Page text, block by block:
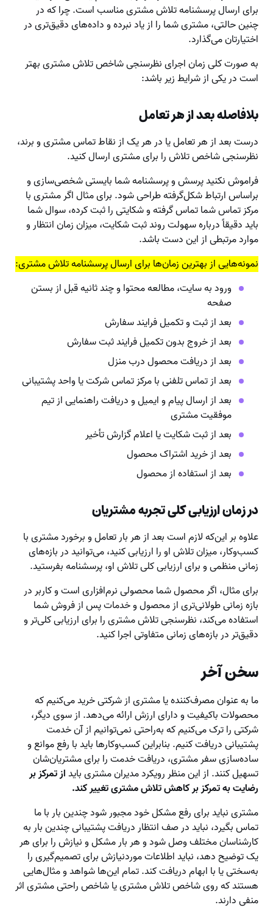
برای ارسال پرسشنامه تلاش مشتری مناسب است. چرا که در
چنین حالتی، مشتری شما را از یاد نبرده و داده‌های دقیق‌تری در
اختیارتان می‌گذارد.
به صورت کلی زمان اجرای نظرسنجی شاخص تلاش مشتری بهتر
است در یکی از شرایط زیر باشد:
بلافاصله بعد از هر تعامل
درست بعد از هر تعامل یا در هر یک از نقاط تماس مشتری و برند،
نظرسنجی شاخص تلاش را برای مشتری ارسال کنید.
فراموش نکنید پرسش و پرسشنامه شما بایستی شخصی‌سازی و
براساس ارتباط شکل‌گرفته طراحی شود. برای مثال اگر مشتری با
مرکز تماس شما تماس گرفته و شکایتی را ثبت کرده، سوال شما
باید دقیقاً درباره سهولت روند ثبت شکایت، میزان زمان انتظار و
موارد مرتبطی از این دست باشد.
نمونه‌هایی از بهترین زمان‌ها برای ارسال پرسشنامه تلاش مشتری:
ورود به سایت، مطالعه محتوا و چند ثانیه قبل از بستن
صفحه
بعد از ثبت و تکمیل فرایند سفارش
بعد از خروج بدون تکمیل فرایند ثبت سفارش
بعد از دریافت محصول درب منزل
بعد از تماس تلفنی با مرکز تماس شرکت یا واحد پشتیبانی
بعد از ارسال پیام و ایمیل و دریافت راهنمایی از تیم
موفقیت مشتری
بعد از ثبت شکایت یا اعلام گزارش تأخیر
بعد از خرید اشتراک محصول
بعد از استفاده از محصول
در زمان ارزیابی کلی تجربه مشتریان
علاوه بر این‌که لازم است بعد از هر بار تعامل و برخورد مشتری با
کسب‌وکار، میزان تلاش او را ارزیابی کنید، می‌توانید در بازه‌های
زمانی منظمی و برای ارزیابی کلی تلاش او، پرسشنامه بفرستید.
برای مثال، اگر محصول شما محصولی نرم‌افزاری است و کاربر در
بازه زمانی طولانی‌تری از محصول و خدمات پس از فروش شما
استفاده می‌کند، نظرسنجی تلاش مشتری را برای ارزیابی کلی‌تر و
دقیق‌تر در بازه‌های زمانی متفاوتی اجرا کنید.
سخن آخر
ما به عنوان مصرف‌کننده یا مشتری از شرکتی خرید می‌کنیم که
محصولات باکیفیت و دارای ارزش ارائه می‌دهد. از سوی دیگر،
شرکتی را ترک می‌کنیم که به‌راحتی نمی‌توانیم از آن خدمت
پشتیبانی دریافت کنیم. بنابراین کسب‌وکارها باید با رفع موانع و
ساده‌سازی سفر مشتری، دریافت خدمت را برای مشتریان‌شان
تسهیل کنند. از این منظر رویکرد مدیران مشتری بایداز تمرکز بر
رضایت به تمرکز بر کاهش تلاش مشتری تغییر کند.
مشتری نباید برای رفع مشکل خود مجبور شود چندین بار با ما
تماس بگیرد، نباید در صف انتظار دریافت پشتیبانی چندین بار به
کارشناسان مختلف وصل شود و هر بار مشکل و نیازش را برای هر
یک توضیح دهد، نباید اطلاعات موردنیازش برای تصمیم‌گیری را
به‌سختی یا با ابهام دریافت کند. تمام این‌ها شواهد و مثال‌هایی
هستند که روی شاخص تلاش مشتری یا شاخص راحتی مشتری اثر
منفی دارند.